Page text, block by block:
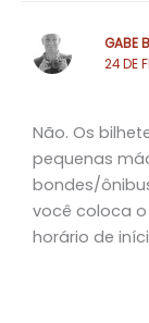
GABE
24 DE
Não. Os
pequenas
bondes/
você coloca
horário de